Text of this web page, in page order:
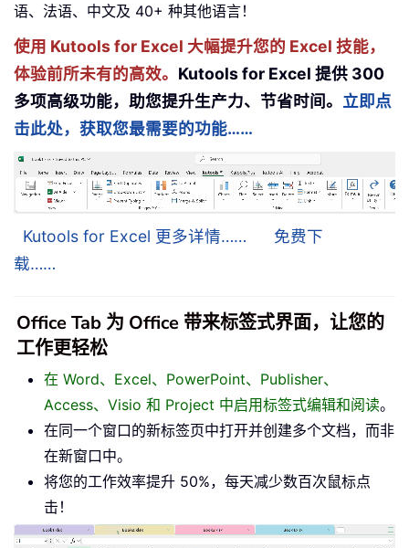
语、法语、中文及 40+ 种其他语言！
使用 Kutools for Excel 大幅提升您的 Excel 技能，
体验前所未有的高效。 Kutools for Excel 提供 300
多项高级功能，助您提升生产力、节省时间。 立即点
击此处，获取您最需要的功能……
Kutools for Excel 更多详情……
免费下
载……
Office Tab 为 Office 带来标签式界面，让您的
工作更轻松
在 Word、Excel、PowerPoint、Publisher、
Access、Visio 和 Project 中启用标签式编辑和阅读。
在同一个窗口的新标签页中打开并创建多个文档，而非
在新窗口中。
将您的工作效率提升 50%，每天减少数百次鼠标点
击！